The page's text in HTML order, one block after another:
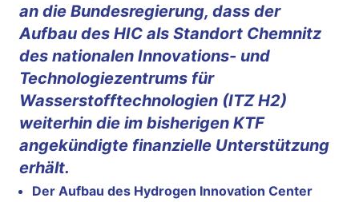
an die Bundesregierung, dass der
Aufbau des HIC als Standort Chemnitz
des nationalen Innovations- und
Technologiezentrums für
Wasserstofftechnologien (ITZ H2)
weiterhin die im bisherigen KTF
angekündigte finanzielle Unterstützung
erhält.
Der Aufbau des Hydrogen Innovation Center